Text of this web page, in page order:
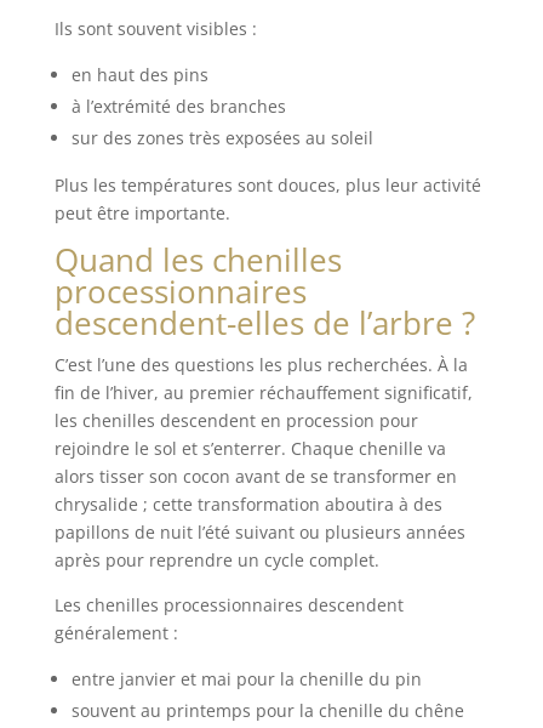
Ils sont souvent visibles :
en haut des pins
à l’extrémité des branches
sur des zones très exposées au soleil
Plus les températures sont douces, plus leur activité
peut être importante.
Quand les chenilles
processionnaires
descendent-elles de l’arbre ?
C’est l’une des questions les plus recherchées. À la
fin de l’hiver, au premier réchauffement significatif,
les chenilles descendent en procession pour
rejoindre le sol et s’enterrer. Chaque chenille va
alors tisser son cocon avant de se transformer en
chrysalide ; cette transformation aboutira à des
papillons de nuit l’été suivant ou plusieurs années
après pour reprendre un cycle complet.
Les chenilles processionnaires descendent
généralement :
entre janvier et mai pour la chenille du pin
souvent au printemps pour la chenille du chêne